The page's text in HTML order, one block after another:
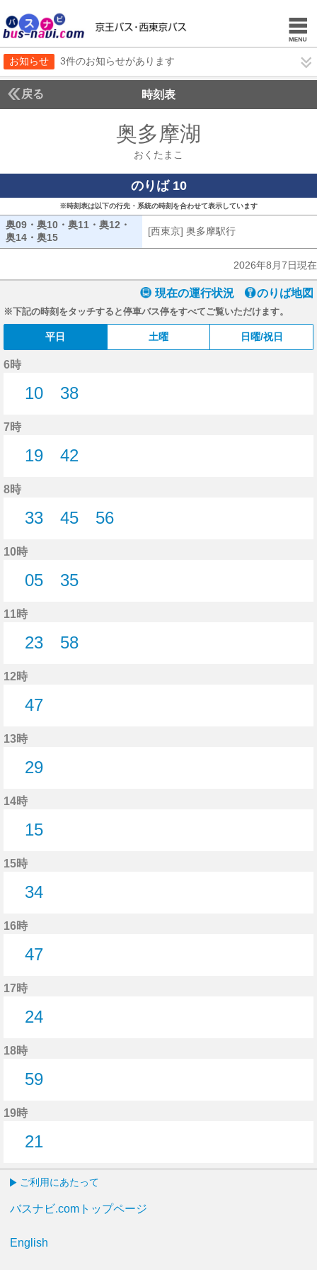
お知らせ 3件のお知らせがあります
戻る 時刻表
奥多摩湖
おくたまこ
のりば 10
※時刻表は以下の行先・系統の時刻を合わせて表示しています
奥09・奥10・奥11・奥12・
奥14・奥15 奥09・奥10・奥11・奥12・奥14・奥15
[西東京] 奥多摩駅行
2026年8月7日現在
現在の運行状況 のりば地図
※下記の時刻をタッチすると停車バス停をすべてご覧いただけます。
平日 土曜 日曜/祝日
6時
10
38
7時
19
42
8時
33
45
56
10時
05
35
11時
23
58
12時
47
13時
29
14時
15
15時
34
16時
47
17時
24
18時
59
19時
21
ご利用にあたって
バスナビ.comトップページ
English